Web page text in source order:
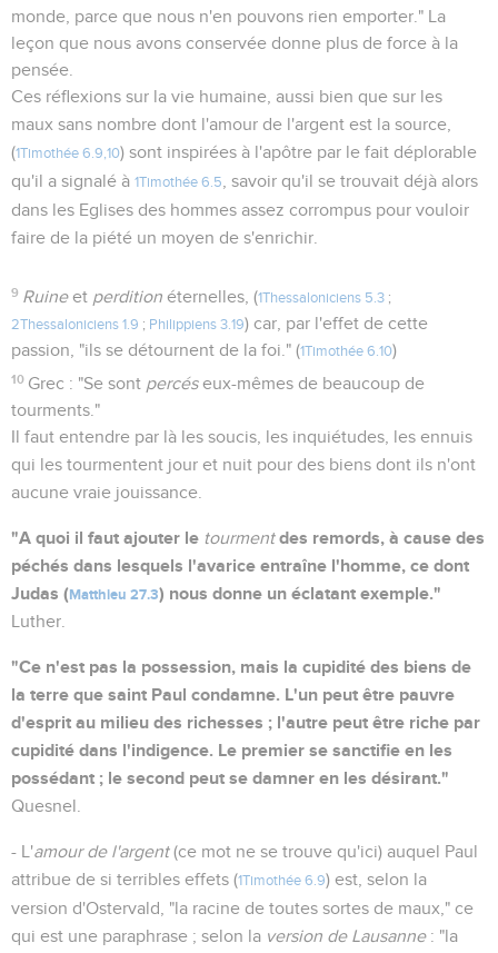
monde, parce que nous n'en pouvons rien emporter." La
leçon que nous avons conservée donne plus de force à la
pensée.
Ces réflexions sur la vie humaine, aussi bien que sur les
maux sans nombre dont l'amour de l'argent est la source,
(1Timothée 6.9,10) sont inspirées à l'apôtre par le fait déplorable
qu'il a signalé à 1Timothée 6.5
, savoir qu'il se trouvait déjà alors
dans les Eglises des hommes assez corrompus pour vouloir
faire de la piété un moyen de s'enrichir.
9 Ruineet perdition éternelles, (1Thessaloniciens 5.3 ;
2Thessaloniciens 1.9 ; Philippiens 3.19) car, par l'effet de cette
passion, "ils se détournent de la foi." (1Timothée 6.10)
10 Grec : "Se sont percéseux-mêmes de beaucoup de
tourments."
Il faut entendre par là les soucis, les inquiétudes, les ennuis
qui les tourmentent jour et nuit pour des biens dont ils n'ont
aucune vraie jouissance.
"A quoi il faut ajouter le tourment des remords, à cause des
péchés dans lesquels l'avarice entraîne l'homme, ce dont
Judas (Matthieu 27.3) nous donne un éclatant exemple."
Luther.
"Ce n'est pas la possession, mais la cupidité des biens de
la terre que saint Paul condamne. L'un peut être pauvre
d'esprit au milieu des richesses ; l'autre peut être riche par
cupidité dans l'indigence. Le premier se sanctifie en les
possédant ; le second peut se damner en les désirant."
Quesnel.
- L'amour de l'argent(ce mot ne se trouve qu'ici) auquel Paul
attribue de si terribles effets (1Timothée 6.9) est, selon la
version d'Ostervald, "la racine de toutes sortes de maux," ce
qui est une paraphrase ; selon la version de Lausanne: "la